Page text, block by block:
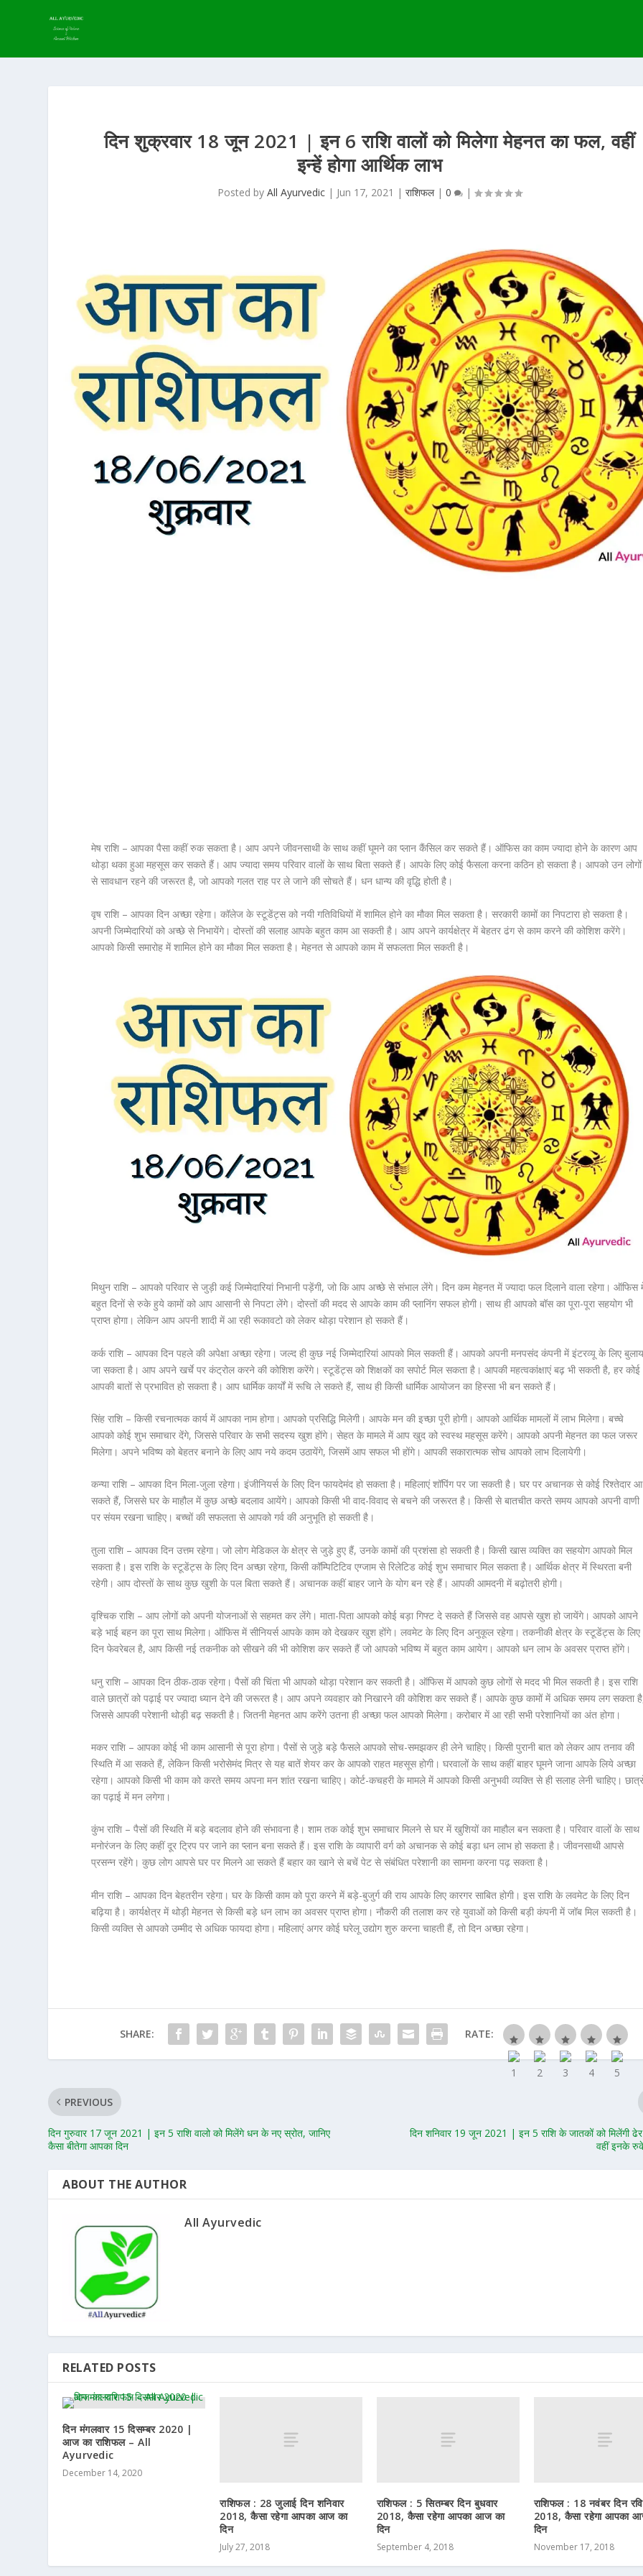
दिन शुक्रवार 18 जून 2021 | इन 6 राशि वालों को मिलेगा मेहनत का फल, वहीं
इन्हें होगा आर्थिक लाभ
Posted by All Ayurvedic| Jun 17, 2021 | राशिफल| 0 |
मेष राशि – आपका पैसा कहीं रुक सकता है। आप अपने जीवनसाथी के साथ कहीं घूमने का प्लान कैंसिल कर सकते हैं। ऑफिस का काम ज्यादा होने के कारण आप
थोड़ा थका हुआ महसूस कर सकते हैं। आप ज्यादा समय परिवार वालों के साथ बिता सकते हैं। आपके लिए कोई फैसला करना कठिन हो सकता है। आपको उन लोगों
से सावधान रहने की जरूरत है, जो आपको गलत राह पर ले जाने की सोचते हैं। धन धान्य की वृद्धि होती है।
वृष राशि – आपका दिन अच्छा रहेगा। कॉलेज के स्टूडेंट्स को नयी गतिविधियों में शामिल होने का मौका मिल सकता है। सरकारी कामों का निपटारा हो सकता है।
अपनी जिम्मेदारियों को अच्छे से निभायेंगे। दोस्तों की सलाह आपके बहुत काम आ सकती है। आप अपने कार्यक्षेत्र में बेहतर ढंग से काम करने की कोशिश करेंगे।
आपको किसी समारोह में शामिल होने का मौका मिल सकता है। मेहनत से आपको काम में सफलता मिल सकती है।
मिथुन राशि – आपको परिवार से जुड़ी कई जिम्मेदारियां निभानी पड़ेंगी, जो कि आप अच्छे से संभाल लेंगे। दिन कम मेहनत में ज्यादा फल दिलाने वाला रहेगा। ऑफिस
बहुत दिनों से रुके हुये कामों को आप आसानी से निपटा लेंगे। दोस्तों की मदद से आपके काम की प्लानिंग सफल होगी। साथ ही आपको बॉस का पूरा-पूरा सहयोग भी
प्राप्त होगा। लेकिन आप अपनी शादी में आ रही रूकावटो को लेकर थोड़ा परेशान हो सकते हैं।
कर्क राशि – आपका दिन पहले की अपेक्षा अच्छा रहेगा। जल्द ही कुछ नई जिम्मेदारियां आपको मिल सकती हैं। आपको अपनी मनपसंद कंपनी में इंटरव्यू के लिए
जा सकता है। आप अपने खर्चे पर कंट्रोल करने की कोशिश करेंगे। स्टूडेंट्स को शिक्षकों का सपोर्ट मिल सकता है। आपकी महत्वकांक्षाएं बढ़ भी सकती है, हर कोई
आपकी बातों से प्रभावित हो सकता है। आप धार्मिक कार्यों में रूचि ले सकते हैं, साथ ही किसी धार्मिक आयोजन का हिस्सा भी बन सकते हैं।
सिंह राशि – किसी रचनात्मक कार्य में आपका नाम होगा। आपको प्रसिद्धि मिलेगी। आपके मन की इच्छा पूरी होगी। आपको आर्थिक मामलों में लाभ मिलेगा। बच्चे
आपको कोई शुभ समाचार देंगे, जिससे परिवार के सभी सदस्य खुश होंगे। सेहत के मामले में आप खुद को स्वस्थ महसूस करेंगे। आपको अपनी मेहनत का फल जरूर
मिलेगा। अपने भविष्य को बेहतर बनाने के लिए आप नये कदम उठायेंगे, जिसमें आप सफल भी होंगे। आपकी सकारात्मक सोच आपको लाभ दिलायेगी।
कन्या राशि – आपका दिन मिला-जुला रहेगा। इंजीनियर्स के लिए दिन फायदेमंद हो सकता है। महिलाएं शॉपिंग पर जा सकती है। घर पर अचानक से कोई रिश्तेदार आ
सकते हैं, जिससे घर के माहौल में कुछ अच्छे बदलाव आयेंगे। आपको किसी भी वाद-विवाद से बचने की जरूरत है। किसी से बातचीत करते समय आपको अपनी वाणी
पर संयम रखना चाहिए। बच्चों की सफलता से आपको गर्व की अनुभूति हो सकती है।
तुला राशि – आपका दिन उत्तम रहेगा। जो लोग मेडिकल के क्षेत्र से जुड़े हुए हैं, उनके कामों की प्रशंसा हो सकती है। किसी खास व्यक्ति का सहयोग आपको मिल
सकता है। इस राशि के स्टूडेंट्स के लिए दिन अच्छा रहेगा, किसी कॉम्पिटिटिव एग्जाम से रिलेटिड कोई शुभ समाचार मिल सकता है। आर्थिक क्षेत्र में स्थिरता बनी
रहेगी। आप दोस्तों के साथ कुछ खुशी के पल बिता सकते हैं। अचानक कहीं बाहर जाने के योग बन रहे हैं। आपकी आमदनी में बढ़ोतरी होगी।
वृश्चिक राशि – आप लोगों को अपनी योजनाओं से सहमत कर लेंगे। माता-पिता आपको कोई बड़ा गिफ्ट दे सकते हैं जिससे वह आपसे खुश हो जायेंगे। आपको आपने
बड़े भाई बहन का पूरा साथ मिलेगा। ऑफिस में सीनियर्स आपके काम को देखकर खुश होंगे। लवमेट के लिए दिन अनुकूल रहेगा। तकनीकी क्षेत्र के स्टूडेंट्स के लिए
दिन फेवरेबल है, आप किसी नई तकनीक को सीखने की भी कोशिश कर सकते हैं जो आपको भविष्य में बहुत काम आयेग। आपको धन लाभ के अवसर प्राप्त होंगे।
धनु राशि – आपका दिन ठीक-ठाक रहेगा। पैसों की चिंता भी आपको थोड़ा परेशान कर सकती है। ऑफिस में आपको कुछ लोगों से मदद भी मिल सकती है। इस राशि
वाले छात्रों को पढ़ाई पर ज्यादा ध्यान देने की जरूरत है। आप अपने व्यवहार को निखारने की कोशिश कर सकते हैं। आपके कुछ कामों में अधिक समय लग सकता
जिससे आपकी परेशानी थोड़ी बढ़ सकती है। जितनी मेहनत आप करेंगे उतना ही अच्छा फल आपको मिलेगा। करोबार में आ रही सभी परेशानियों का अंत होगा।
मकर राशि – आपका कोई भी काम आसानी से पूरा होगा। पैसों से जुड़े बड़े फैसले आपको सोच-समझकर ही लेने चाहिए। किसी पुरानी बात को लेकर आप तनाव की
स्थिति में आ सकते हैं, लेकिन किसी भरोसेमंद मित्र से यह बातें शेयर कर के आपको राहत महसूस होगी। घरवालों के साथ कहीं बाहर घूमने जाना आपके लिये अच्छा
रहेगा। आपको किसी भी काम को करते समय अपना मन शांत रखना चाहिए। कोर्ट-कचहरी के मामले में आपको किसी अनुभवी व्यक्ति से ही सलाह लेनी चाहिए।
का पढ़ाई में मन लगेगा।
कुंभ राशि – पैसों की स्थिति में बड़े बदलाव होने की संभावना है। शाम तक कोई शुभ समाचार मिलने से घर में खुशियों का माहौल बन सकता है। परिवार वालों के साथ
मनोरंजन के लिए कहीं दूर ट्रिप पर जाने का प्लान बना सकते हैं। इस राशि के व्यापारी वर्ग को अचानक से कोई बड़ा धन लाभ हो सकता है। जीवनसाथी आपसे
प्रसन्न रहेंगे। कुछ लोग आपसे घर पर मिलने आ सकते हैं बहार का खाने से बचें पेट से संबंधित परेशानी का सामना करना पढ़ सकता है।
मीन राशि – आपका दिन बेहतरीन रहेगा। घर के किसी काम को पूरा करने में बड़े-बुजुर्ग की राय आपके लिए कारगर साबित होगी। इस राशि के लवमेट के लिए दिन
बढ़िया है। कार्यक्षेत्र में थोड़ी मेहनत से किसी बड़े धन लाभ का अवसर प्राप्त होगा। नौकरी की तलाश कर रहे युवाओं को किसी बड़ी कंपनी में जॉब मिल सकती है।
किसी व्यक्ति से आपको उम्मीद से अधिक फायदा होगा। महिलाएं अगर कोई घरेलू उद्योग शुरु करना चाहती हैं, तो दिन अच्छा रहेगा।
SHARE: RATE:
PREVIOUS
दिन गुरुवार 17 जून 2021 | इन 5 राशि वालो को मिलेंगे धन के नए स्रोत, जानिए
कैसा बीतेगा आपका दिन
दिन शनिवार 19 जून 2021 | इन 5 राशि के जातकों को मिलेंगी ढेर
वहीं इनके
ABOUT THE AUTHOR
All Ayurvedic
RELATED POSTS
दिन मंगलवार 15 दिसम्बर 2020 |
आज का राशिफल – All
Ayurvedic
December 14, 2020
राशिफल : 28 जुलाई दिन शनिवार
2018, कैसा रहेगा आपका आज का
दिन
July 27, 2018
राशिफल : 5 सितम्बर दिन बुधवार
2018, कैसा रहेगा आपका आज का
दिन
September 4, 2018
राशिफल : 18 नवंबर दिन
2018, कैसा रहेगा आपका
दिन
November 17, 2018